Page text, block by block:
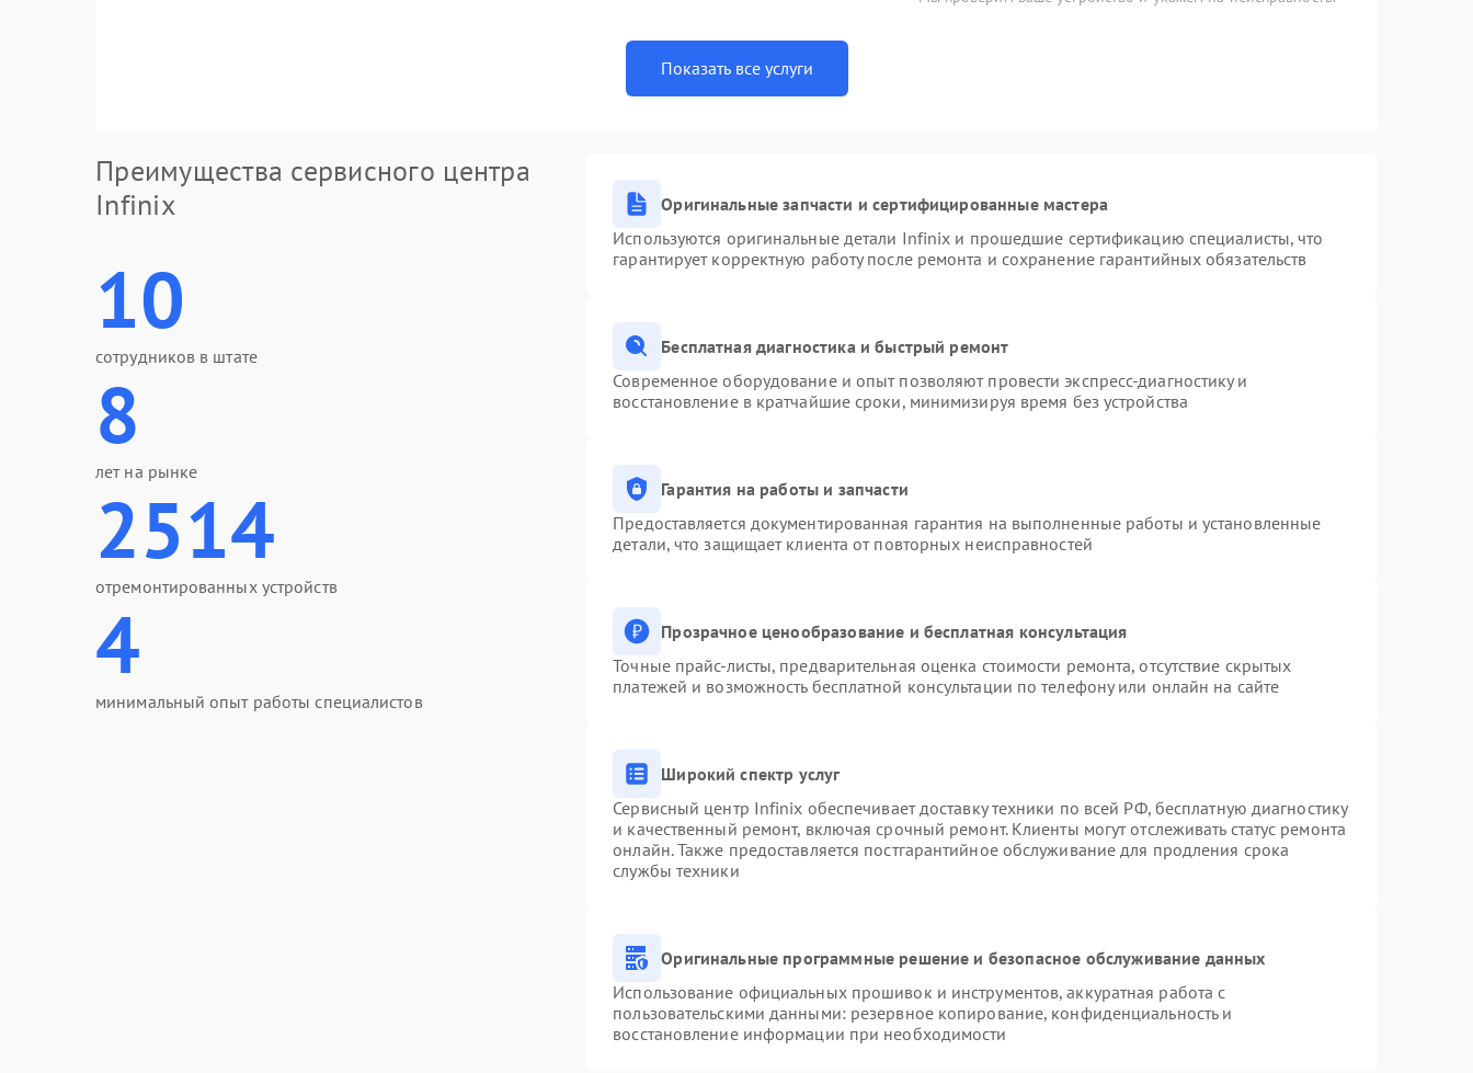
Показать все услуги
Преимущества сервисного центра
Infinix
10
сотрудников в штате
8
лет на рынке
2514
отремонтированных устройств
4
минимальный опыт работы специалистов
Оригинальные запчасти и сертифицированные мастера
Используются оригинальные детали Infinix и прошедшие сертификацию специалисты, что
гарантирует корректную работу после ремонта и сохранение гарантийных обязательств
Бесплатная диагностика и быстрый ремонт
Современное оборудование и опыт позволяют провести экспресс-диагностику и
восстановление в кратчайшие сроки, минимизируя время без устройства
Гарантия на работы и запчасти
Предоставляется документированная гарантия на выполненные работы и установленные
детали, что защищает клиента от повторных неисправностей
Прозрачное ценообразование и бесплатная консультация
Точные прайс-листы, предварительная оценка стоимости ремонта, отсутствие скрытых
платежей и возможность бесплатной консультации по телефону или онлайн на сайте
Широкий спектр услуг
Сервисный центр Infinix обеспечивает доставку техники по всей РФ, бесплатную диагностику
и качественный ремонт, включая срочный ремонт. Клиенты могут отслеживать статус ремонта
онлайн. Также предоставляется постгарантийное обслуживание для продления срока
службы техники
Оригинальные программные решение и безопасное обслуживание данных
Использование официальных прошивок и инструментов, аккуратная работа с
пользовательскими данными: резервное копирование, конфиденциальность и
восстановление информации при необходимости